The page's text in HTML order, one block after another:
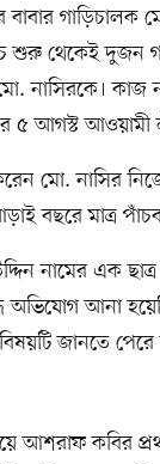
বাবার
শুরু থেকেই দুজন
নাসিরকে। কাজ
৫ আগস্ট আওয়ামী
মো. নাসির
বছরে মাত্র
নামের এক
অভিযোগ আনা
জানতে
আশরাফ কবির